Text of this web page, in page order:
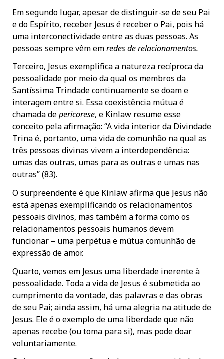
Em segundo lugar, apesar de distinguir-se de seu Pai
e do Espírito, receber Jesus é receber o Pai, pois há
uma interconectividade entre as duas pessoas. As
pessoas sempre vêm emredes de relacionamentos.
Terceiro, Jesus exemplifica a natureza recíproca da
pessoalidade por meio da qual os membros da
Santíssima Trindade continuamente se doam e
interagem entre si. Essa coexistência mútua é
chamada depericorese, e Kinlaw resume esse
conceito pela afirmação: “A vida interior da Divindade
Trina é, portanto, uma vida de comunhão na qual as
três pessoas divinas vivem a interdependência:
umas das outras, umas para as outras e umas nas
outras” (83).
O surpreendente é que Kinlaw afirma que Jesus não
está apenas exemplificando os relacionamentos
pessoais divinos, mas também a forma como os
relacionamentos pessoais humanos devem
funcionar – uma perpétua e mútua comunhão de
expressão de amor.
Quarto, vemos em Jesus uma liberdade inerente à
pessoalidade. Toda a vida de Jesus é submetida ao
cumprimento da vontade, das palavras e das obras
de seu Pai; ainda assim, há uma alegria na atitude de
Jesus. Ele é o exemplo de uma liberdade que não
apenas recebe (ou toma para si), mas pode doar
voluntariamente.